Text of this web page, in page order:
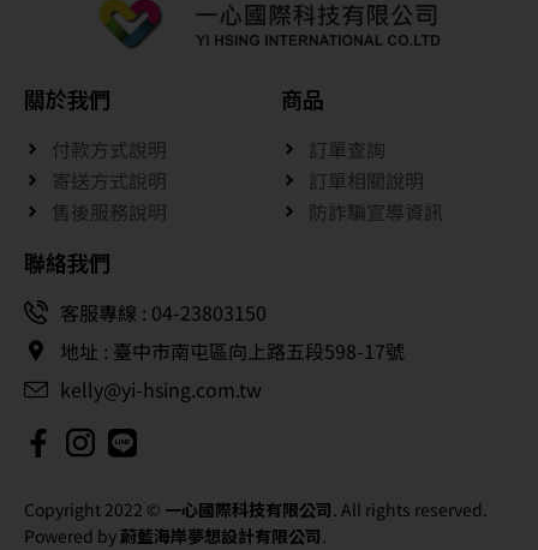
關於我們
付款方式說明
寄送方式說明
售後服務說明
商品
訂單查詢
訂單相關說明
防詐騙宣導資訊
聯絡我們
客服專線 : 04-23803150
地址 : 臺中市南屯區向上路五段598-17號
kelly@yi-hsing.com.tw
Copyright 2022 © 一心國際科技有限公司. All rights reserved.
Powered by蔚藍海岸夢想設計有限公司.